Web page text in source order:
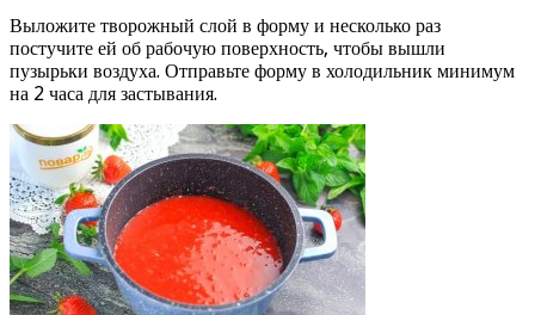
Выложите творожный слой в форму и несколько раз
постучите ей об рабочую поверхность, чтобы вышли
пузырьки воздуха. Отправьте форму в холодильник минимум
на 2 часа для застывания.